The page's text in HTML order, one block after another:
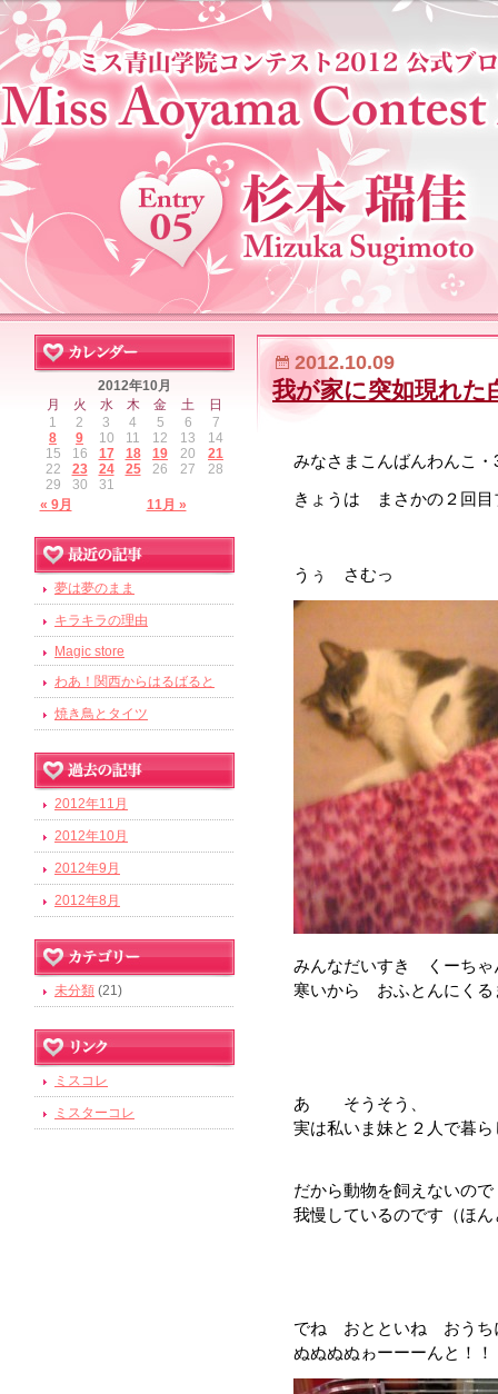
2012.10.09
我が家に突如現れ
みなさまこんばんわんこ
きょうは まさかの２回目
うぅ さむっ
みんなだいすき くーち
寒いから おふとんにく
あ そうそう、
実は私いま妹と２人で暮
だから動物を飼えないの
我慢しているのです（ほ
でね おとといね おうち
ぬぬぬぬゎーーーんと！！
2012年10月
月
火 水 木 金 土 日
« 9月 11月 »
1 2 3 4 5 6
7
8
9 10 11 12 13
14
15
16 17 18 19 20
21
22
23 24 25 26 27
28
29
30 31
夢は夢のまま
キラキラの理由
Magic store
わあ！関西からはるばると
焼き鳥とタイツ
2012年11月
2012年10月
2012年9月
2012年8月
未分類 (21)
ミスコレ
ミスターコレ